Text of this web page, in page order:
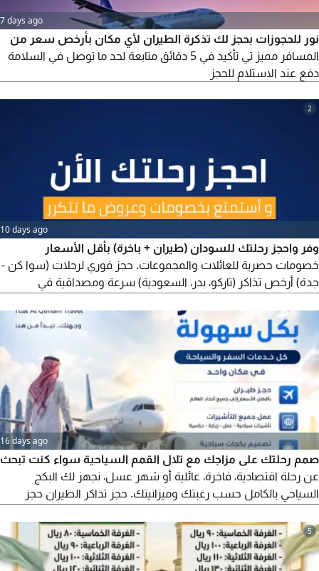
7 days ago
نور للحجوزات بحجز لك تذكرة الطيران لأي مكان بأرخص سعر من
المسافر مميز تي تأكيد في 5 دقائق متابعة لحد ما توصل في السلامة
دفع عند الاستلام للحجز
2
10 days ago
وفر واحجز رحلتك للسودان (طيران + باخرة) بأقل الأسعار
خصومات حصرية للعائلات والمجموعات. حجز فوري لرحلات (سوا كن -
جدة) أرخص تذاكر (تاركو، بدر، السعودية) سرعة ومصداقية في
16 days ago
صمم رحلتك على مزاجك مع تلال القمم السياحية سواء كنت تبحث
عن رحلة اقتصادية، فاخرة، عائلية أو شهر عسل، نجهز لك البكج
السياحي بالكامل حسب رغبتك وميزانيتك. حجز تذاكر الطيران حجز
لجميع الوجهات روسيا المغرب مصر جورجيا أذربيجان أوروبا وجميع
دول العالم كل اللي عليك تحدد وجهتك وميزانيتك والباقي علينا.
للتواصل والحجز
5